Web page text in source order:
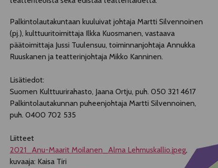
Palkintolautakuntaan kuuluivat johtaja Martti Silvennoinen
(pj.), kulttuuritoimittaja Ilkka Kuosmanen, vastaava
päätoimittaja Jussi Tuulensuu, toiminnanjohtaja Annukka
Ruuskanen ja teatterinjohtaja Mikko Kanninen.
Lisätiedot:
Suomen Kulttuurirahasto, Jaana Ortju, puh. 050 321 4617
Palkintolautakunnan puheenjohtaja Martti Silvennoinen,
puh. 0400 702 535
Liitteet
​​2021_Anu-Maarit Moilanen_Alma Lehmuskallio.jpeg,
kuvaaja: Kaisa Tiri